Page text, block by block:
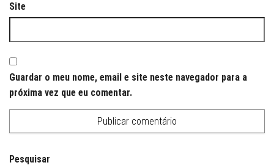
Site
Guardar o meu nome, email e site neste navegador para a
próxima vez que eu comentar.
Pesquisar